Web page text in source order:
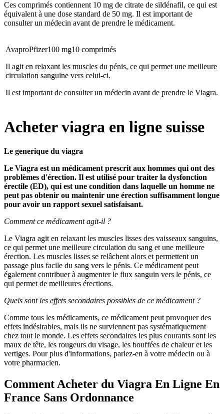
Ces comprimés contiennent 10 mg de citrate de sildénafil, ce qui est
équivalent à une dose standard de 50 mg. Il est important de
consulter un médecin avant de prendre le médicament.
AvaproPfizer100 mg10 comprimés
Il agit en relaxant les muscles du pénis, ce qui permet une meilleure
circulation sanguine vers celui-ci.
Il est important de consulter un médecin avant de prendre le Viagra.
Acheter viagra en ligne suisse
Le generique du viagra
Le Viagra est un médicament prescrit aux hommes qui ont des
problèmes d'érection. Il est utilisé pour traiter la dysfonction
érectile (ED), qui est une condition dans laquelle un homme ne
peut pas obtenir ou maintenir une érection suffisamment longue
pour avoir un rapport sexuel satisfaisant.
Comment ce médicament agit-il ?
Le Viagra agit en relaxant les muscles lisses des vaisseaux sanguins,
ce qui permet une meilleure circulation du sang et une meilleure
érection. Les muscles lisses se relâchent alors et permettent un
passage plus facile du sang vers le pénis. Ce médicament peut
également contribuer à augmenter le flux sanguin vers le pénis, ce
qui permet de meilleures érections.
Quels sont les effets secondaires possibles de ce médicament ?
Comme tous les médicaments, ce médicament peut provoquer des
effets indésirables, mais ils ne surviennent pas systématiquement
chez tout le monde. Les effets secondaires les plus courants sont les
maux de tête, les rougeurs du visage, les bouffées de chaleur et les
vertiges. Pour plus d'informations, parlez-en à votre médecin ou à
votre pharmacien.
Comment Acheter du Viagra En Ligne En
France Sans Ordonnance